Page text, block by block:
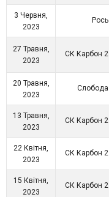
3 Червня,
2023
Рось
27 Травня,
2023
СК Карбон 2
20 Травня,
2023
Слобода
13 Травня,
2023
СК Карбон 2
22 Квітня,
2023
СК Карбон 2
15 Квітня,
2023
СК Карбон 2